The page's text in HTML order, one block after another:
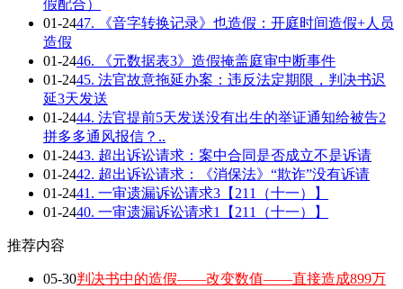
假配合）
01-2447. 《音字转换记录》也造假：开庭时间造假+人员
造假
01-2446. 《元数据表3》造假掩盖庭审中断事件
01-2445. 法官故意拖延办案：违反法定期限，判决书迟
延3天发送
01-2444. 法官提前5天发送没有出生的举证通知给被告2
拼多多通风报信？..
01-2443. 超出诉讼请求：案中合同是否成立不是诉请
01-2442. 超出诉讼请求：《消保法》“欺诈”没有诉请
01-2441. 一审遗漏诉讼请求3【211（十一）】
01-2440. 一审遗漏诉讼请求1【211（十一）】
推荐内容
05-30判决书中的造假——改变数值——直接造成899万